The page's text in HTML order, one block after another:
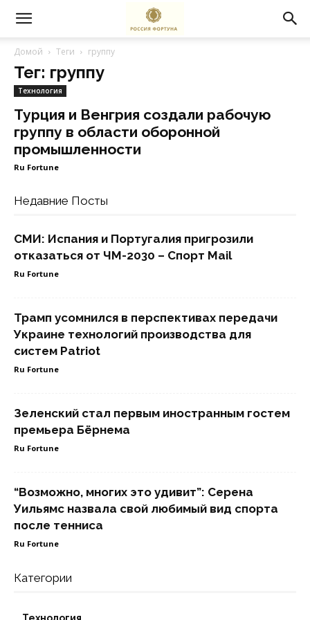
Домой Теги группу
Тег: группу
Технология
Турция и Венгрия создали рабочую
группу в области оборонной
промышленности
Ru Fortune
Недавние Посты
СМИ: Испания и Португалия пригрозили
отказаться от ЧМ-2030 – Спорт Mail
Ru Fortune
Трамп усомнился в перспективах передачи
Украине технологий производства для
систем Patriot
Ru Fortune
Зеленский стал первым иностранным гостем
премьера Бёрнема
Ru Fortune
“Возможно, многих это удивит”: Серена
Уильямс назвала свой любимый вид спорта
после тенниса
Ru Fortune
Категории